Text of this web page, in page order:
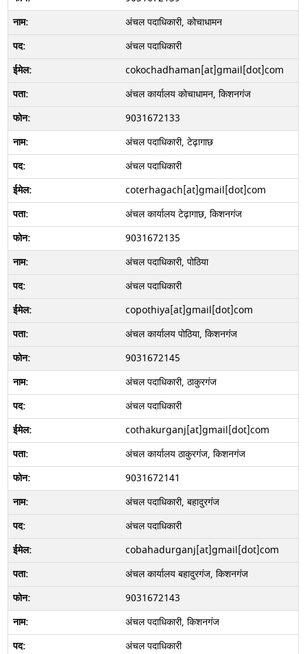
अंचल पदाधिकारी, कोचाधामन
अंचल पदाधिकारी
cokochadhaman[at]gmail[dot]com
अंचल कार्यालय कोचाधामन, किशनगंज
9031672133
अंचल पदाधिकारी, टेढ़ागाछ
अंचल पदाधिकारी
coterhagach[at]gmail[dot]com
अंचल कार्यालय टेढ़ागाछ, किशनगंज
9031672135
अंचल पदाधिकारी, पोठिया
अंचल पदाधिकारी
copothiya[at]gmail[dot]com
अंचल कार्यालय पोठिया, किशनगंज
9031672145
अंचल पदाधिकारी, ठाकुरगंज
अंचल पदाधिकारी
cothakurganj[at]gmail[dot]com
अंचल कार्यालय ठाकुरगंज, किशनगंज
9031672141
अंचल पदाधिकारी, बहादुरगंज
अंचल पदाधिकारी
cobahadurganj[at]gmail[dot]com
अंचल कार्यालय बहादुरगंज, किशनगंज
9031672143
अंचल पदाधिकारी, किशनगंज
अंचल पदाधिकारी